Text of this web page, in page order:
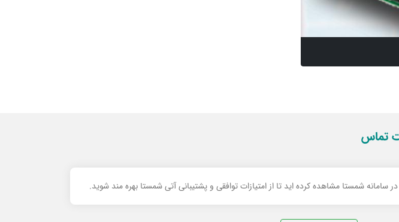
تماس
شمستا مشاهده کرده اید تا از امتیازات توافقی و پشتیبانی آتی شمستا بهره مند شوید.